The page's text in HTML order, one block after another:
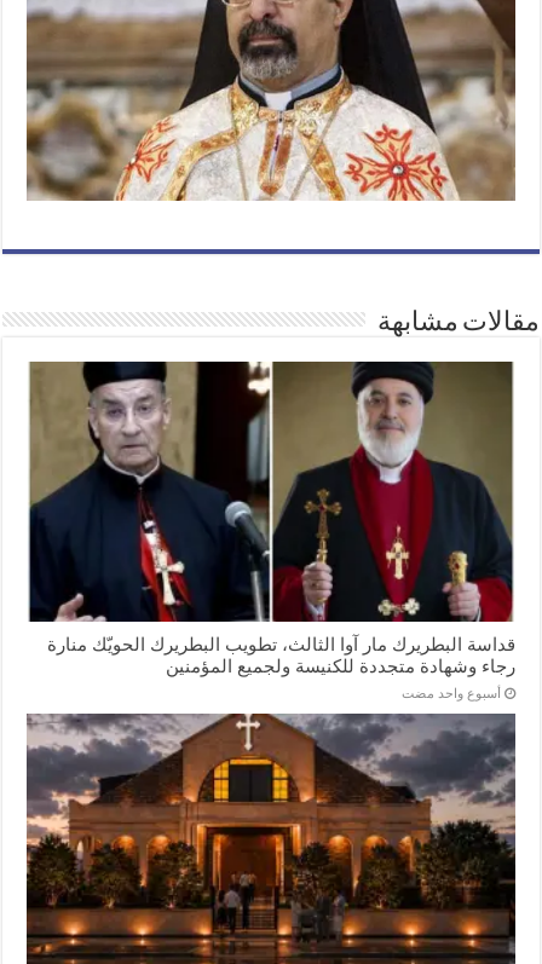
مقالات مشابهة
قداسة البطريرك مار آوا الثالث، تطويب البطريرك الحويّك منارة
رجاء وشهادة متجددة للكنيسة ولجميع المؤمنين
‏أسبوع واحد مضت